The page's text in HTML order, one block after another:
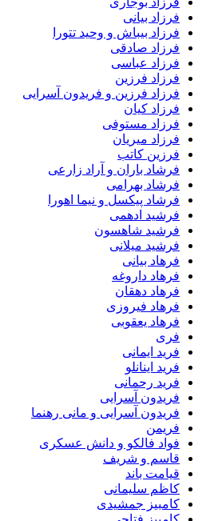
فرزاد بیانی
فرزاد بیباش و وحید تتورا
فرزاد صادقی
فرزاد عباسی
فرزاد فرزین
فرزاد فرزین و فریدون آسرایی
فرزاد کیان
فرزاد مستوفی
فرزاد میریان
فرزین کاتب
فرشاد باران و آراد زارعی
فرشاد بهرامی
فرشاد پیکسل و نیما اهورا
فرشید ادهمی
فرشید شاهسون
فرشید میلانی
فرهاد بیانی
فرهاد داروغه
فرهاد دهقان
فرهاد فیروزی
فرهاد یعقوبی
فری
فرید ایمانی
فرید اینانلو
فرید رحمانی
فریدون آسرایی
فریدون آسرایی و مانی رهنما
فریمن
فواد فالکو و دانش عسکری
قاسم و شریف
قیامت باند
کاظم سلیمانی
کامبیز جمشیدی